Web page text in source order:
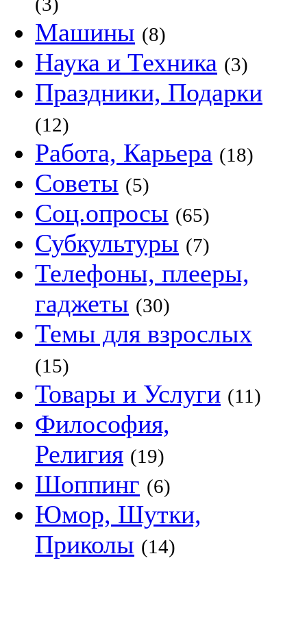
Машины (8)
Наука и Техника (3)
Праздники, Подарки
(12)
Работа, Карьера (18)
Советы (5)
Соц.опросы (65)
Субкультуры (7)
Телефоны, плееры,
гаджеты (30)
Темы для взрослых
(15)
Товары и Услуги (11)
Философия,
Религия (19)
Шоппинг (6)
Юмор, Шутки,
Приколы (14)